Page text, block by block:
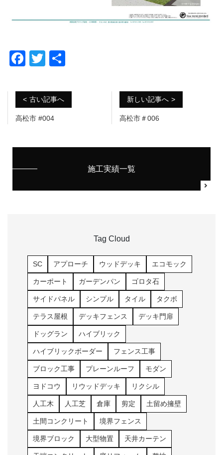
F
c
e
b
k
T
tt
er
古い記事へ
高松市 #004
新しい記事へ
高松市＃006
施工実績一覧
Tag Cloud
SC アプローチ ウッドデッキ エコモック
カーポート ガーデンパン ゴロタ石
サイドパネル シンプル タイル タクボ
テラス屋根 デッキフェンス デッキ門扉
ドッグラン ハイブリック
ハイブリックボーダー フェンス工事
ブロック工事 プレーンルーフ モダン
ヨドコウ リウッドデッキ リクシル
人工木 人工芝 倉庫 剪定 土留め擁壁
土間コンクリート 境界フェンス
境界ブロック 大型物置 天井カーテン